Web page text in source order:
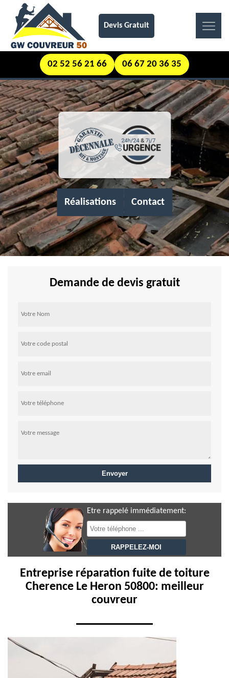
Devis Gratuit
02 52 56 21 66 06 67 20 36 35
Réalisations Contact
Demande de devis gratuit
Etre rappelé immédiatement:
Entreprise réparation fuite de toiture
Cherence Le Heron 50800: meilleur
couvreur